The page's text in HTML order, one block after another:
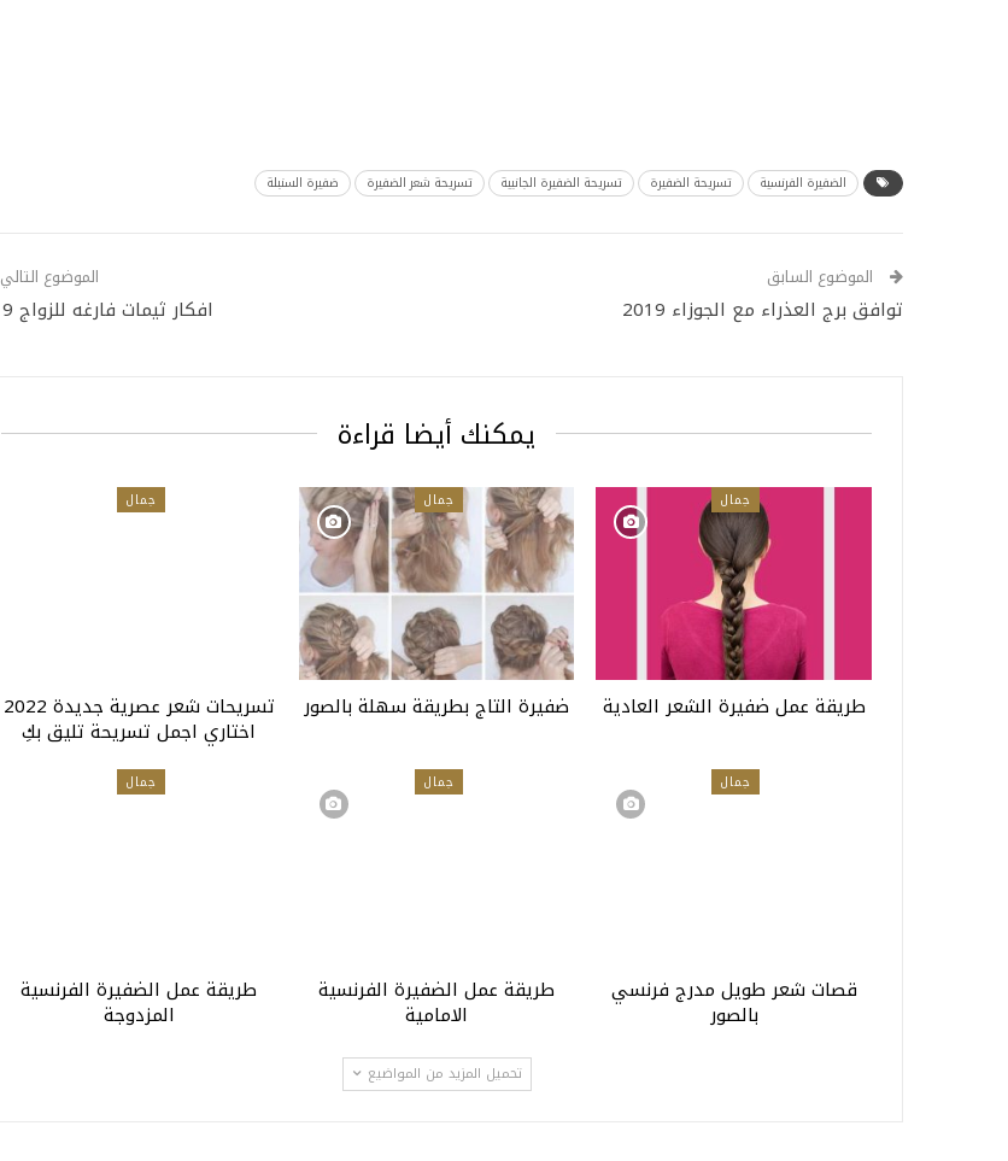
الضفيرة الفرنسية تسريحة الضفيرة تسريحة الضفيرة الجانبية تسريحة شعر الضفيرة ضفيرة السنبلة
الموضوع السابق
توافق برج العذراء مع الجوزاء 2019
الموضوع التالي
افكار ثيمات فارغه للزواج 2019
يمكنك أيضا قراءة
جمال
طريقة عمل ضفيرة الشعر العادية
جمال
ضفيرة التاج بطريقة سهلة بالصور
جمال
تسريحات شعر عصرية جديدة 2022
اختاري اجمل تسريحة تليق بكِ
جمال
قصات شعر طويل مدرج فرنسي
بالصور
جمال
طريقة عمل الضفيرة الفرنسية
الامامية
جمال
طريقة عمل الضفيرة الفرنسية
المزدوجة
تحميل المزيد من المواضيع